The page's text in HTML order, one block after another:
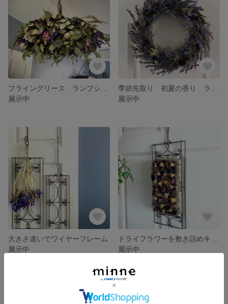
展示中
展示中
大きさ違いでワイヤーフレーム
展示中
展示中